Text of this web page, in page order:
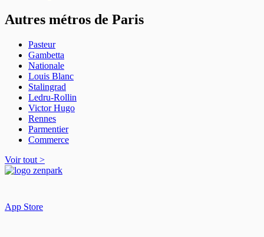
Paris 20 - Porte de Montreuil
113 rue des Orteaux
75020Paris
Autres métros de Paris
Pasteur
Gambetta
Nationale
Louis Blanc
Stalingrad
Ledru-Rollin
Victor Hugo
Rennes
Parmentier
Commerce
Voir tout >
App Store